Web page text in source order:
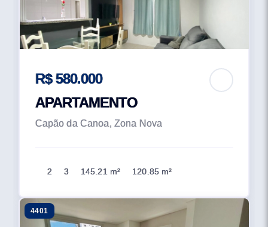
R$ 580.000
APARTAMENTO
Capão da Canoa, Zona Nova
2 3 145.21 m² 120.85 m²
4401